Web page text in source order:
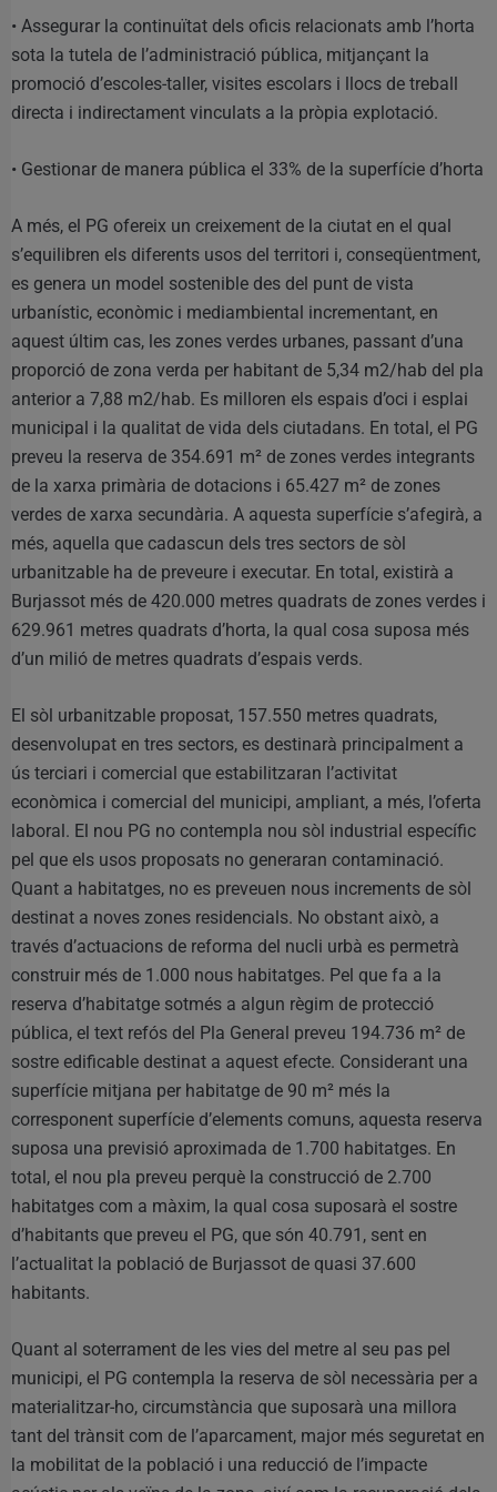
• Assegurar la continuïtat dels oficis relacionats amb l’horta
sota la tutela de l’administració pública, mitjançant la
promoció d’escoles-taller, visites escolars i llocs de treball
directa i indirectament vinculats a la pròpia explotació.
• Gestionar de manera pública el 33% de la superfície d’horta
A més, el PG ofereix un creixement de la ciutat en el qual
s’equilibren els diferents usos del territori i, conseqüentment,
es genera un model sostenible des del punt de vista
urbanístic, econòmic i mediambiental incrementant, en
aquest últim cas, les zones verdes urbanes, passant d’una
proporció de zona verda per habitant de 5,34 m2/hab del pla
anterior a 7,88 m2/hab. Es milloren els espais d’oci i esplai
municipal i la qualitat de vida dels ciutadans. En total, el PG
preveu la reserva de 354.691 m² de zones verdes integrants
de la xarxa primària de dotacions i 65.427 m² de zones
verdes de xarxa secundària. A aquesta superfície s’afegirà, a
més, aquella que cadascun dels tres sectors de sòl
urbanitzable ha de preveure i executar. En total, existirà a
Burjassot més de 420.000 metres quadrats de zones verdes i
629.961 metres quadrats d’horta, la qual cosa suposa més
d’un milió de metres quadrats d’espais verds.
El sòl urbanitzable proposat, 157.550 metres quadrats,
desenvolupat en tres sectors, es destinarà principalment a
ús terciari i comercial que estabilitzaran l’activitat
econòmica i comercial del municipi, ampliant, a més, l’oferta
laboral. El nou PG no contempla nou sòl industrial específic
pel que els usos proposats no generaran contaminació.
Quant a habitatges, no es preveuen nous increments de sòl
destinat a noves zones residencials. No obstant això, a
través d’actuacions de reforma del nucli urbà es permetrà
construir més de 1.000 nous habitatges. Pel que fa a la
reserva d’habitatge sotmés a algun règim de protecció
pública, el text refós del Pla General preveu 194.736 m² de
sostre edificable destinat a aquest efecte. Considerant una
superfície mitjana per habitatge de 90 m² més la
corresponent superfície d’elements comuns, aquesta reserva
suposa una previsió aproximada de 1.700 habitatges. En
total, el nou pla preveu perquè la construcció de 2.700
habitatges com a màxim, la qual cosa suposarà el sostre
d’habitants que preveu el PG, que són 40.791, sent en
l’actualitat la població de Burjassot de quasi 37.600
habitants.
Quant al soterrament de les vies del metre al seu pas pel
municipi, el PG contempla la reserva de sòl necessària per a
materialitzar-ho, circumstància que suposarà una millora
tant del trànsit com de l’aparcament, major més seguretat en
la mobilitat de la població i una reducció de l’impacte